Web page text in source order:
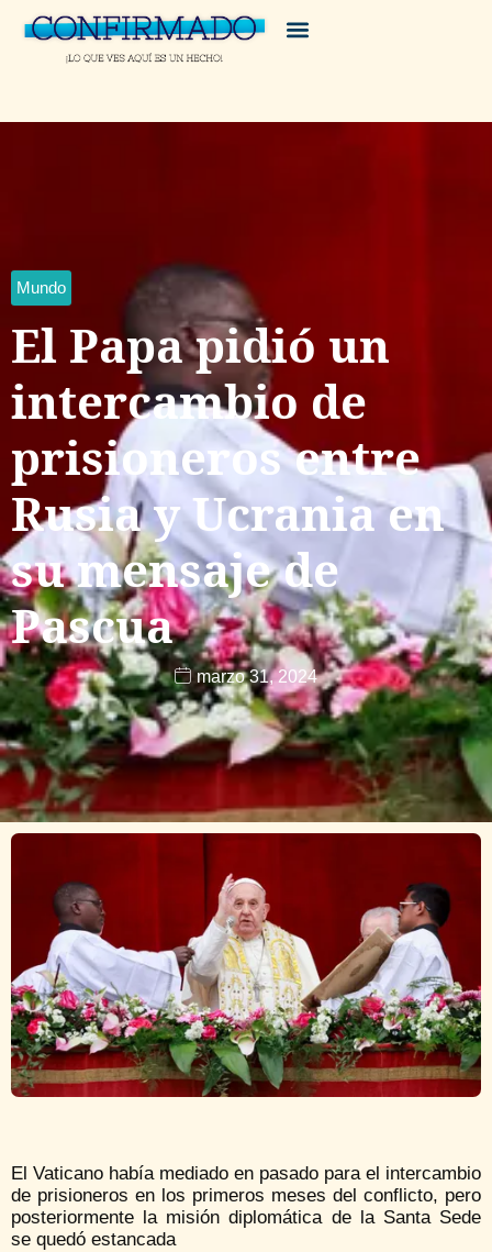
Mundo
El Papa pidió un
intercambio de
prisioneros entre
Rusia y Ucrania en
su mensaje de
Pascua
marzo 31, 2024
El Vaticano había mediado en pasado para el intercambio
de prisioneros en los primeros meses del conflicto, pero
posteriormente la misión diplomática de la Santa Sede
se quedó estancada